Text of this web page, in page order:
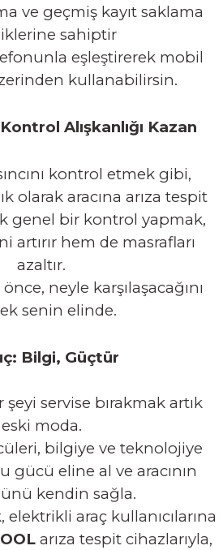
ve geçmiş kayıt saklama
sahiptir
eşleştirerek mobil
kullanabilirsin.
Alışkanlığı Kazan
kontrol etmek gibi,
olarak aracına arıza tespit
genel bir kontrol yapmak,
artırır hem de masrafları
azaltır.
neyle karşılaşacağını
senin elinde.
Bilgi, Güçtür
servise bırakmak artık
eski moda.
bilgiye ve teknolojiye
gücü eline al ve aracının
kendin sağla.
elektrikli araç kullanıcılarına
arıza tespit cihazlarıyla,